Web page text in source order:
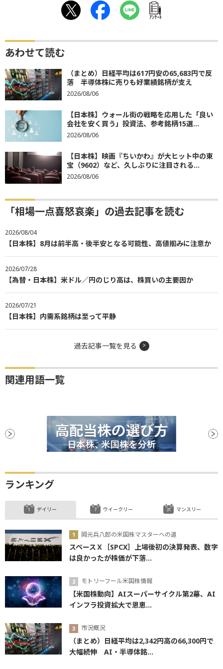
ｱﾝｹｰﾄ
あわせて読む
（まとめ）日経平均は617円安の65,683円で反
落 半導体株に売りも好業績銘柄が支え
2026/08/06
【日本株】ウォール街の戦略を応用した「良い
会社を安く買う」投資法、参考銘柄15選...
2026/08/06
【日本株】映画『ちいかわ』が大ヒット中の東
宝（9602）など、久しぶりに注目される...
2026/08/06
「相場一点喜怒哀楽」の過去記事を読む
2026/08/04
【日本株】8月は前半高・後半安となる可能性、高値掴みに注意か
2026/07/28
【為替・日本株】米ドル／円のじり高は、株買いの主要因か
2026/07/21
【日本株】内需系銘柄は至って平静
過去記事一覧を見る
関連用語一覧
ランキング
デイリー
岡元兵八郎の米国株マスターへの道
スペースＸ［SPCX］上場後初の決算発表、数字
は良かったが株価が下落...
モトリーフール米国株情報
【米国株動向】AIスーパーサイクル第2幕、AI
インフラ投資拡大で恩恵...
市況概況
（まとめ）日経平均は2,342円高の66,300円で
大幅続伸 AI・半導体銘...
ウイークリー マンスリー